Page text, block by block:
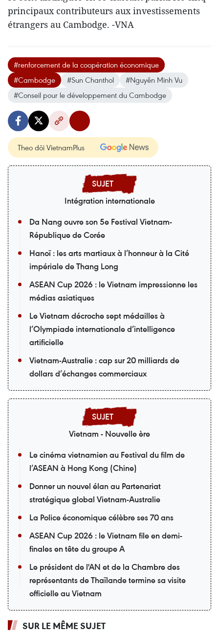
principaux contributeurs aux investissements
étrangers au Cambodge. -VNA
#renforcement de la coopération économique
#Cambodge
#Sun Chanthol
#Nguyên Minh Vu
#Conseil pour le développement du Cambodge
Theo dõi VietnamPlus
Intégration internationale
Da Nang ouvre son 5e Festival Vietnam-
République de Corée
Hanoï : les arts martiaux à l’honneur à la Cité
impériale de Thang Long
ASEAN Cup 2026 : le Vietnam impressionne les
médias asiatiques
Le Vietnam décroche sept médailles à
l’Olympiade internationale d’intelligence
artificielle
Vietnam-Australie : cap sur 20 milliards de
dollars d’échanges commerciaux
Vietnam - Nouvelle ère
Le cinéma vietnamien au Festival du film de
l’ASEAN à Hong Kong (Chine)
Donner un nouvel élan au Partenariat
stratégique global Vietnam-Australie
La Police économique célèbre ses 70 ans
ASEAN Cup 2026 : le Vietnam file en demi-
finales en tête du groupe A
Le président de l'AN et de la Chambre des
représentants de Thaïlande termine sa visite
officielle au Vietnam
SUR LE MÊME SUJET